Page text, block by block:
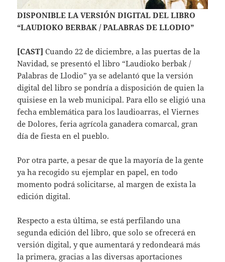
DISPONIBLE LA VERSIÓN DIGITAL DEL LIBRO
“LAUDIOKO BERBAK / PALABRAS DE LLODIO”
[CAST] Cuando 22 de diciembre, a las puertas de la
Navidad, se presentó el libro “Laudioko berbak /
Palabras de Llodio” ya se adelantó que la versión
digital del libro se pondría a disposición de quien la
quisiese en la web municipal. Para ello se eligió una
fecha emblemática para los laudioarras, el Viernes
de Dolores, feria agrícola ganadera comarcal, gran
día de fiesta en el pueblo.
Por otra parte, a pesar de que la mayoría de la gente
ya ha recogido su ejemplar en papel, en todo
momento podrá solicitarse, al margen de exista la
edición digital.
Respecto a esta última, se está perfilando una
segunda edición del libro, que solo se ofrecerá en
versión digital, y que aumentará y redondeará más
la primera, gracias a las diversas aportaciones